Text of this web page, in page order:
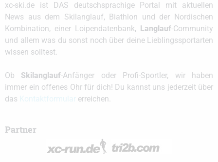
xc-ski.de ist DAS deutschsprachige Portal mit aktuellen
News aus dem Skilanglauf, Biathlon und der Nordischen
Kombination, einer Loipendatenbank, Langlauf-Community
und allem was du sonst noch über deine Lieblingssportarten
wissen solltest.
Ob Skilanglauf-Anfänger oder Profi-Sportler, wir haben
immer ein offenes Ohr für dich! Du kannst uns jederzeit über
das
erreichen.
Partner